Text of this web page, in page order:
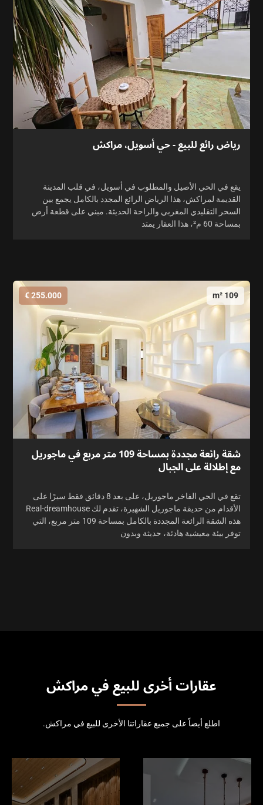
رياض رائع للبيع - حي أسويل، مراكش
يقع في الحي الأصيل والمطلوب في أسويل، في قلب المدينة
القديمة لمراكش، هذا الرياض الرائع المجدد بالكامل يجمع بين
السحر التقليدي المغربي والراحة الحديثة. مبني على قطعة أرض
بمساحة 60 م²، هذا العقار يمتد
109 m²
255.000 €
شقة رائعة مجددة بمساحة 109 متر مربع في ماجوريل
مع إطلالة على الجبال
تقع في الحي الفاخر ماجوريل، على بعد 8 دقائق فقط سيرًا على
الأقدام من حديقة ماجوريل الشهيرة، تقدم لك Real-dreamhouse
هذه الشقة الرائعة المجددة بالكامل بمساحة 109 متر مربع، التي
توفر بيئة معيشية هادئة، حديثة وبدون
عقارات أخرى للبيع في مراكش
اطلع أيضاً على جميع عقاراتنا الأخرى للبيع في مراكش.